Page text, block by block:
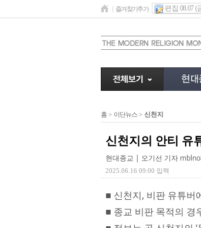
즐겨찾기추가 편집 08.07 (
홈 > 이단뉴스 > 신천지
신천지의 안티 유
현대종교 | 오기선 기자
2025.06.16 09:00 입력
■ 신천지, 비판 유튜버
■ 종교 비판 목적의 경